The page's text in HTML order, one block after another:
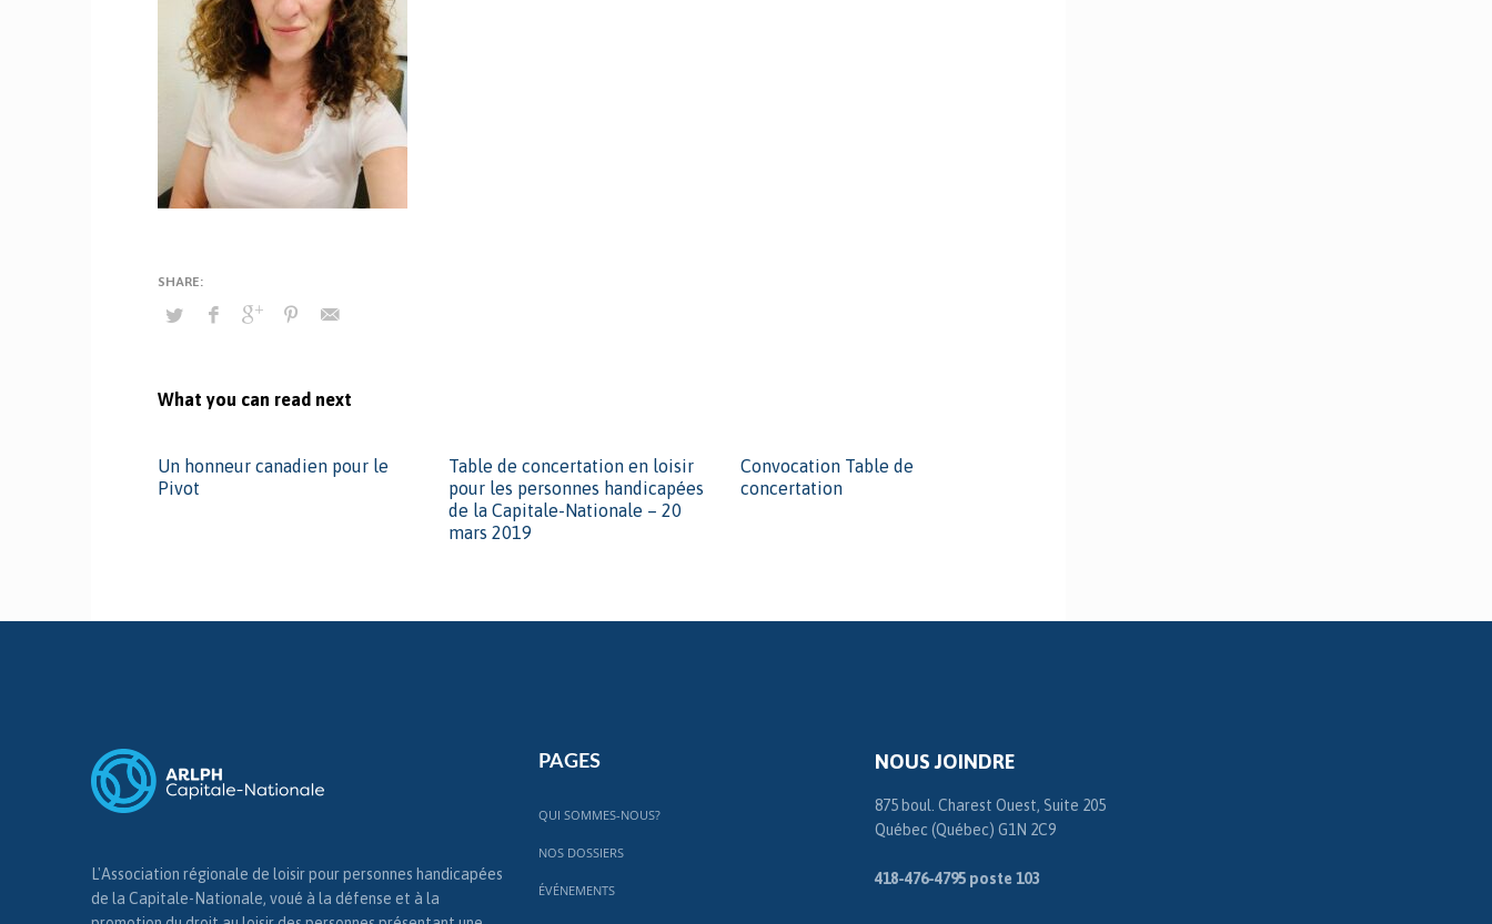
What you can read next
Un honneur canadien pour le
Pivot
Table de concertation en loisir
pour les personnes handicapées
de la Capitale-Nationale – 20
mars 2019
Convocation Table de
concertation
L'Association régionale de loisir pour personnes handicapées
de la Capitale-Nationale, voué à la défense et à la
PAGES
QUI SOMMES-NOUS?
NOS DOSSIERS
ÉVÉNEMENTS
NOUS JOINDRE
875 boul. Charest Ouest, Suite 205
Québec (Québec) G1N 2C9
418-476-4795 poste 103